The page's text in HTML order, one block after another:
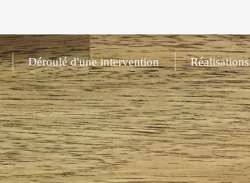
Déroulé d'une intervention Réalisations